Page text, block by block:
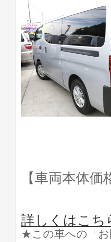
【車両本体価
詳しくはこち
★この車への「お